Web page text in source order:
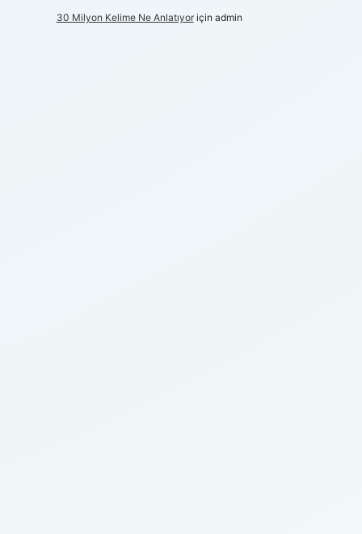
30 Milyon Kelime Ne Anlatıyoriçin admin